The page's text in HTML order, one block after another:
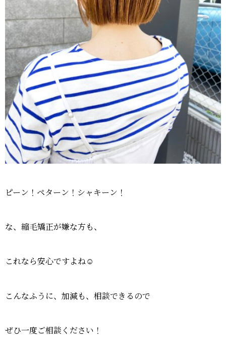
ピーン！ペターン！シャキーン！
な、縮毛矯正が嫌な方も、
これなら安心ですよね☺️
こんなふうに、加減も、相談できるので
ぜひ一度ご相談ください！